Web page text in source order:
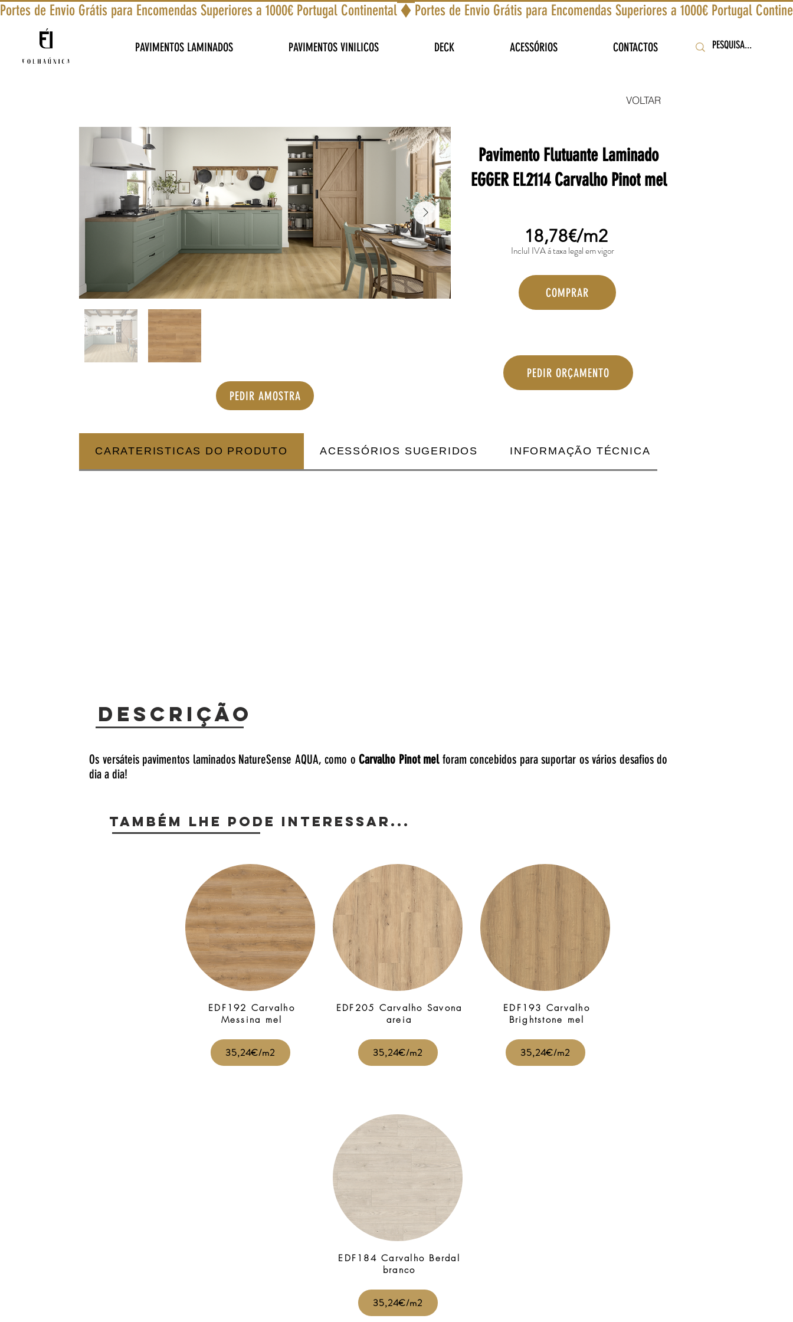
Portes de Envio Grátis para Encomendas Superiores a 1000€ Portugal Continental
PAVIMENTOS LAMINADOS PAVIMENTOS VINILICOS DECK ACESSÓRIOS CONTACTOS
PEDIR AMOSTRA
VOLTAR
Pavimento Flutuante Laminado
EGGER EL2114 Carvalho Pinot mel
18,78€/m2
IncluI IVA á taxa legal em vigor
COMPRAR
PEDIR ORÇAMENTO
CARATERISTICAS DO PRODUTO ACESSÓRIOS SUGERIDOS INFORMAÇÃO TÉCNICA
Descrição
Os versáteis pavimentos laminados NatureSense AQUA, como o Carvalho Pinot mel foram concebidos para suportar os vários desafios do
dia a dia!
TAMBÉM LHE PODE INTERESSAR...
EDF192 Carvalho
Messina mel
35,24€/m2
EDF205 Carvalho Savona
areia
35,24€/m2
EDF193 Carvalho
Brightstone mel
35,24€/m2
EDF184 Carvalho Berdal
branco
35,24€/m2